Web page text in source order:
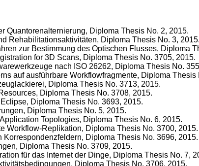
Quantorenalternierung, Diploma Thesis No. 2, 2015.
Rehabilitationsaktivitäten, Diploma Thesis No. 3, 2015.
zur Bestimmung des Optischen Flusses, Diploma
for 3D Scans, Diploma Thesis No. 3705, 2015.
nach ISO 26262, Diploma Thesis No.
auf ausführbare Workflowfragmente, Diploma Thesis
Diploma Thesis No. 3713, 2015.
Diploma Thesis No. 3708, 2015.
Diploma Thesis No. 3693, 2015.
Diploma Thesis No. 5, 2015.
Topologies, Diploma Thesis No. 6, 2015.
Workflow-Replikation, Diploma Thesis No. 3700, 2015.
Diploma Thesis No. 3696, 2015.
Diploma Thesis No. 3709, 2015.
für das Internet der Dinge, Diploma Thesis No. 7,
Diploma Thesis No. 3706, 2015.